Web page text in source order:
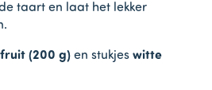
taart en laat het lekker
fruit (200 g) en stukjes witte